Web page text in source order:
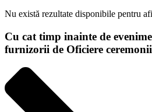
Nu există rezultate disponibile pentru
Cu cat timp inainte de
furnizorii de Oficiere